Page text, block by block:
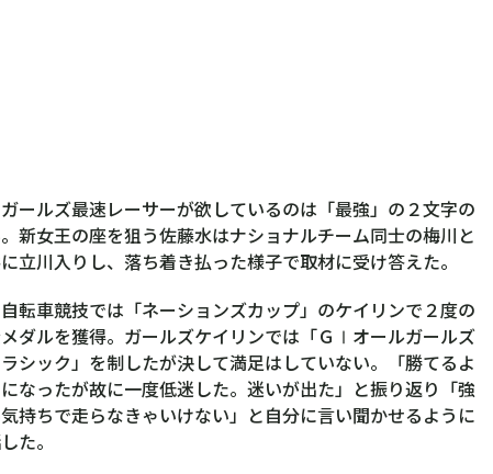
ールズ最速レーサーが欲しているのは「最強」の２文字の
新女王の座を狙う佐藤水はナショナルチーム同士の梅川と
立川入りし、落ち着き払った様子で取材に受け答えた。
転車競技では「ネーションズカップ」のケイリンで２度の
ダルを獲得。ガールズケイリンでは「ＧⅠオールガールズ
シック」を制したが決して満足はしていない。「勝てるよ
なったが故に一度低迷した。迷いが出た」と振り返り「強
持ちで走らなきゃいけない」と自分に言い聞かせるように
た。